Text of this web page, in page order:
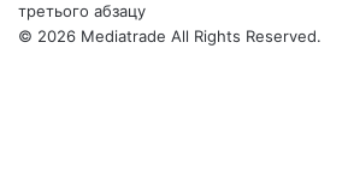
третього абзацу
© 2026 Mediatrade All Rights Reserved.